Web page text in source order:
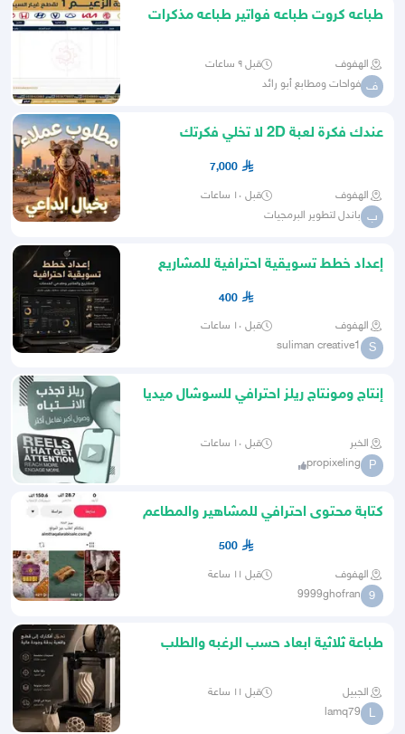
طباعه كروت طباعه فواتير طباعه مذكرات
الهفوف قبل ٩ ساعات
ف فواحات ومطابع أبو رائد
عندك فكرة لعبة 2D لا تخلي فكرتك
7,000
الهفوف قبل ١٠ ساعات
ب باندل لتطوير البرمجيات
إعداد خطط تسويقية احترافية للمشاريع
400
الهفوف قبل ١٠ ساعات
S
suliman creative1
إنتاج ومونتاج ريلز احترافي للسوشال ميديا
الخبر قبل ١٠ ساعات
P
propixeling
كتابة محتوى احترافي للمشاهير والمطاعم
والمتاجر وإدارة سوشل م
500
الهفوف قبل ١١ ساعة
9
9999ghofran
طباعة ثلاثية ابعاد حسب الرغبه والطلب
الجبيل قبل ١١ ساعة
L
lamq79